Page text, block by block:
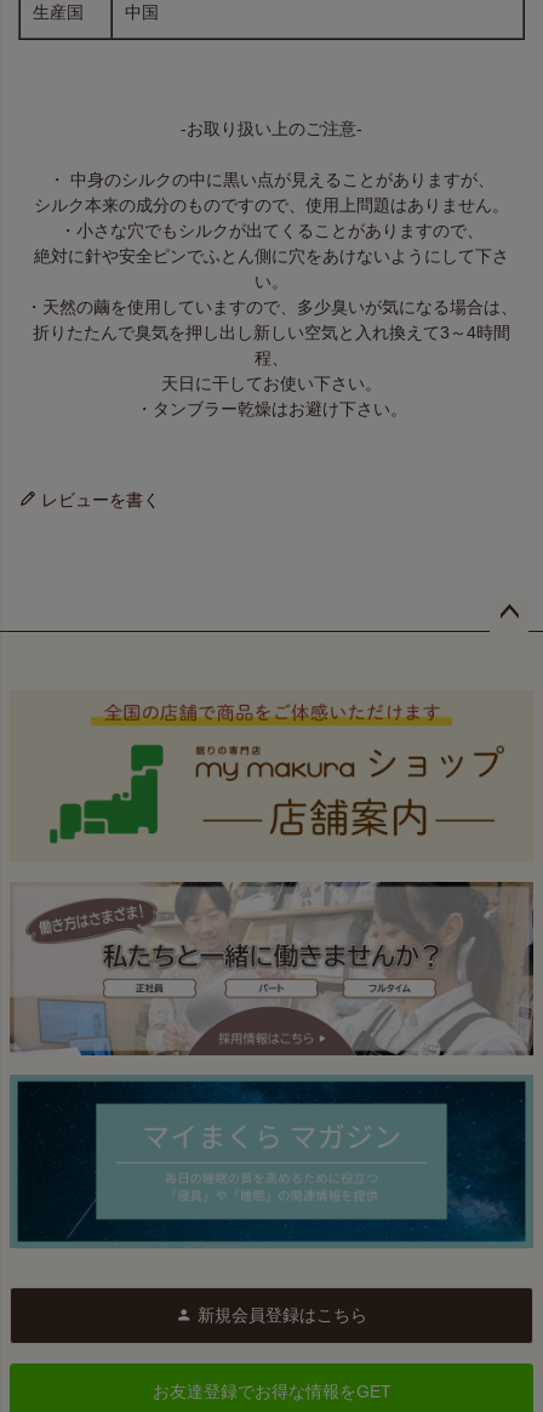
生産国 中国
-お取り扱い上のご注意-
・ 中身のシルクの中に黒い点が見えることがありますが、
シルク本来の成分のものですので、使用上問題はありません。
・小さな穴でもシルクが出てくることがありますので、
絶対に針や安全ピンでふとん側に穴をあけないようにして下さ
い。
・天然の繭を使用していますので、多少臭いが気になる場合は、
折りたたんで臭気を押し出し新しい空気と入れ換えて3～4時間
程、
天日に干してお使い下さい。
・タンブラー乾燥はお避け下さい。
レビューを書く
新規会員登録はこちら
お友達登録でお得な情報をGET